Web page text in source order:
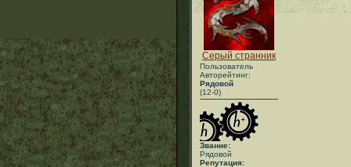
Серый странник
Пользователь
Авторейтинг:
Рядовой
(12-0)
Звание:
Рядовой
Репутация: